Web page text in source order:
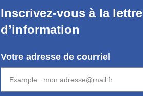
Inscrivez-vous à la lettre
d’information
Votre adresse de courriel